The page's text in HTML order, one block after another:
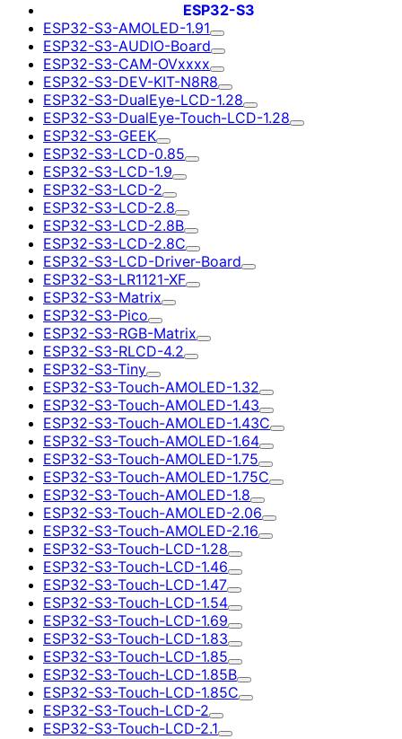
ESP32-S3
ESP32-S3-AMOLED-1.91
ESP32-S3-AUDIO-Board
ESP32-S3-CAM-OVxxxx
ESP32-S3-DEV-KIT-N8R8
ESP32-S3-DualEye-LCD-1.28
ESP32-S3-DualEye-Touch-LCD-1.28
ESP32-S3-GEEK
ESP32-S3-LCD-0.85
ESP32-S3-LCD-1.9
ESP32-S3-LCD-2
ESP32-S3-LCD-2.8
ESP32-S3-LCD-2.8B
ESP32-S3-LCD-2.8C
ESP32-S3-LCD-Driver-Board
ESP32-S3-LR1121-XF
ESP32-S3-Matrix
ESP32-S3-Pico
ESP32-S3-RGB-Matrix
ESP32-S3-RLCD-4.2
ESP32-S3-Tiny
ESP32-S3-Touch-AMOLED-1.32
ESP32-S3-Touch-AMOLED-1.43
ESP32-S3-Touch-AMOLED-1.43C
ESP32-S3-Touch-AMOLED-1.64
ESP32-S3-Touch-AMOLED-1.75
ESP32-S3-Touch-AMOLED-1.75C
ESP32-S3-Touch-AMOLED-1.8
ESP32-S3-Touch-AMOLED-2.06
ESP32-S3-Touch-AMOLED-2.16
ESP32-S3-Touch-LCD-1.28
ESP32-S3-Touch-LCD-1.46
ESP32-S3-Touch-LCD-1.47
ESP32-S3-Touch-LCD-1.54
ESP32-S3-Touch-LCD-1.69
ESP32-S3-Touch-LCD-1.83
ESP32-S3-Touch-LCD-1.85
ESP32-S3-Touch-LCD-1.85B
ESP32-S3-Touch-LCD-1.85C
ESP32-S3-Touch-LCD-2
ESP32-S3-Touch-LCD-2.1